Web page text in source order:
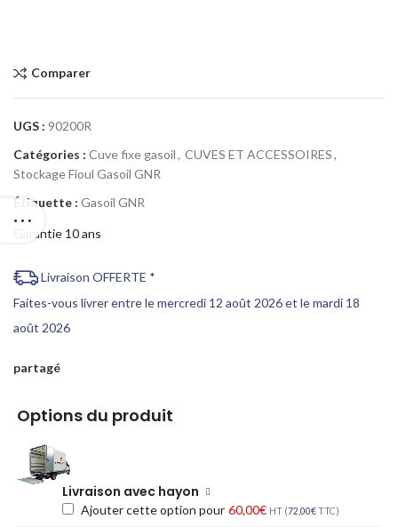
Comparer
UGS : 90200R
Catégories : Cuve fixe gasoil, CUVES ET ACCESSOIRES,
Stockage Fioul Gasoil GNR
Étiquette : Gasoil GNR
Garantie 10 ans
Livraison OFFERTE *
Faites-vous livrer entre le mercredi 12 août 2026 et le mardi 18
août 2026
partagé
Options du produit
Livraison avec hayon
Ajouter cette option pour 60,00€ HT (72,00€TTC)